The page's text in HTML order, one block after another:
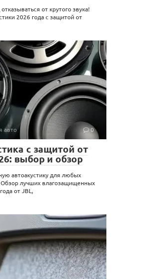
от крутого звука!
2026 года с защитой от
авто 0
с защитой от
выбор и обзор
автоакустику для любых
лучших влагозащищенных
от JBL,